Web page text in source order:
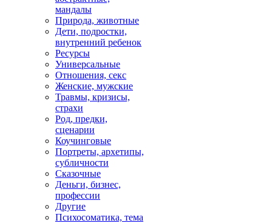
мандалы
Природа, животные
Дети, подростки,
внутренний ребенок
Ресурсы
Универсальные
Отношения, секс
Женские, мужские
Травмы, кризисы,
страхи
Род, предки,
сценарии
Коучинговые
Портреты, архетипы,
субличности
Сказочные
Деньги, бизнес,
профессии
Другие
Психосоматика, тема